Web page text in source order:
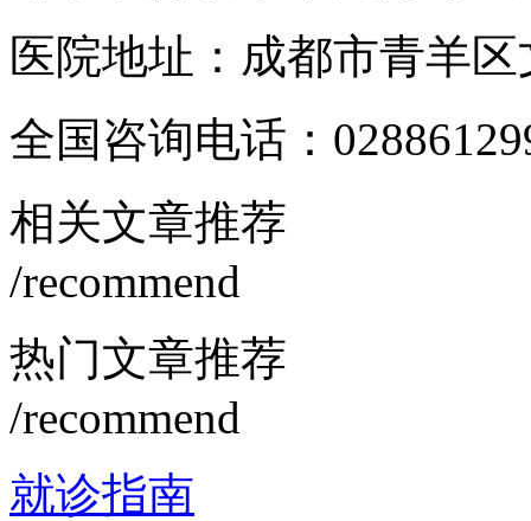
医院地址：成都市青羊
全国咨询电话：
相关文章推荐
/recommend
热门文章推荐
/recommend
就诊指南